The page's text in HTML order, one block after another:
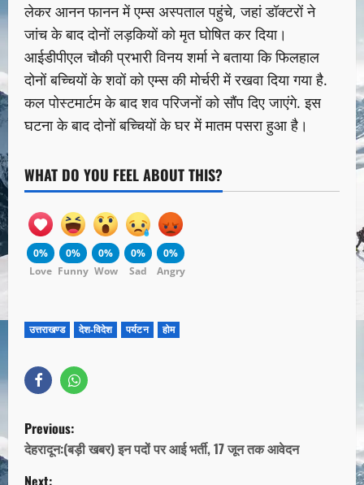
लेकर आनन फानन में एम्स अस्पताल पहुंचे, जहां डॉक्टरों ने
जांच के बाद दोनों लड़कियों को मृत घोषित कर दिया।
आईडीपीएल चौकी प्रभारी विनय शर्मा ने बताया कि फिलहाल
दोनों बच्चियों के शवों को एम्स की मोर्चरी में रखवा दिया गया है.
कल पोस्टमार्टम के बाद शव परिजनों को सौंप दिए जाएंगे. इस
घटना के बाद दोनों बच्चियों के घर में मातम पसरा हुआ है।
WHAT DO YOU FEEL ABOUT THIS?
0%
Love
0%
Funny
0%
Wow
0%
Sad
0%
Angry
उत्तराखण्ड देश-विदेश पर्यटन होम
Previous:
देहरादून:(बड़ी खबर) इन पदों पर आई भर्ती, 17 जून तक आवेदन
Next: